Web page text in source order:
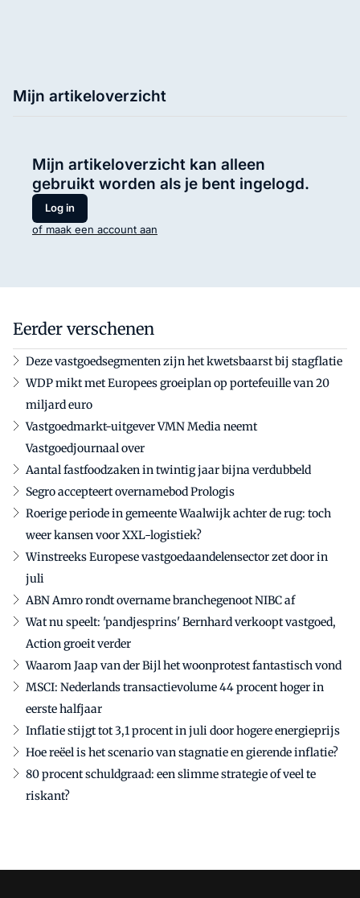
Mijn artikeloverzicht
Mijn artikeloverzicht kan alleen
gebruikt worden als je bent ingelogd.
Log in
of maak een account aan
Eerder verschenen
Deze vastgoedsegmenten zijn het kwetsbaarst bij stagflatie
WDP mikt met Europees groeiplan op portefeuille van 20
miljard euro
Vastgoedmarkt-uitgever VMN Media neemt
Vastgoedjournaal over
Aantal fastfoodzaken in twintig jaar bijna verdubbeld
Segro accepteert overnamebod Prologis
Roerige periode in gemeente Waalwijk achter de rug: toch
weer kansen voor XXL-logistiek?
Winstreeks Europese vastgoedaandelensector zet door in
juli
ABN Amro rondt overname branchegenoot NIBC af
Wat nu speelt: 'pandjesprins' Bernhard verkoopt vastgoed,
Action groeit verder
Waarom Jaap van der Bijl het woonprotest fantastisch vond
MSCI: Nederlands transactievolume 44 procent hoger in
eerste halfjaar
Inflatie stijgt tot 3,1 procent in juli door hogere energieprijs
Hoe reëel is het scenario van stagnatie en gierende inflatie?
80 procent schuldgraad: een slimme strategie of veel te
riskant?